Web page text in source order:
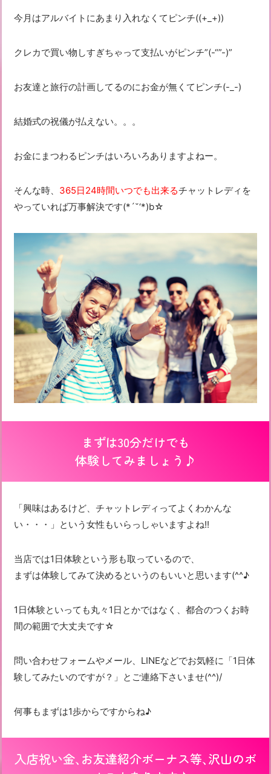
今月はアルバイトにあまり入れなくてピンチ((+_+))
クレカで買い物しすぎちゃって支払いがピンチ”(-“”-)”
お友達と旅行の計画してるのにお金が無くてピンチ(-_-)
結婚式の祝儀が払えない。。。
お金にまつわるピンチはいろいろありますよねー。
そんな時、 365日24時間いつでも出来るチャットレディを
やっていれば万事解決です(*´˘‘*)b☆
まずは30分だけでも
体験してみましょう♪
「興味はあるけど、チャットレディってよくわかんな
い・・・」という女性もいらっしゃいますよね!!
当店では1日体験という形も取っているので、
まずは体験してみて決めるというのもいいと思います(^^♪
1日体験といっても丸々1日とかではなく、都合のつくお時
間の範囲で大丈夫です☆
問い合わせフォームやメール、LINEなどでお気軽に「1日体
験してみたいのですが？」とご連絡下さいませ(^^)/
何事もまずは1歩からですからね♪
入店祝い金、お友達紹介ボーナス等、沢山のボ